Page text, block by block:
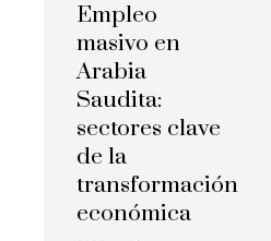
Empleo
masivo en
Arabia
Saudita:
sectores clave
de la
transformación
económica